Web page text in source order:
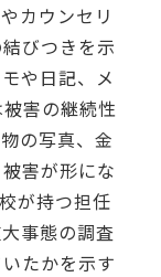
カウンセリ
びつきを示
や日記、メ
害の継続性
の写真、金
害が形にな
が持つ担任
事態の調査
たかを示す